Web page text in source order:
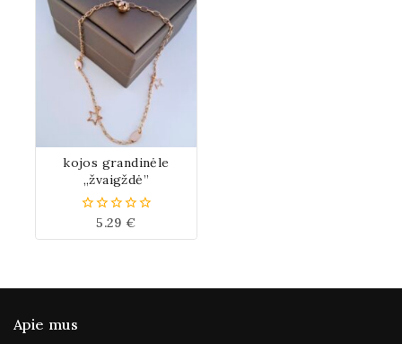
kojos grandinėle
„žvaigždė”
iš
5.29 €
Apie mus